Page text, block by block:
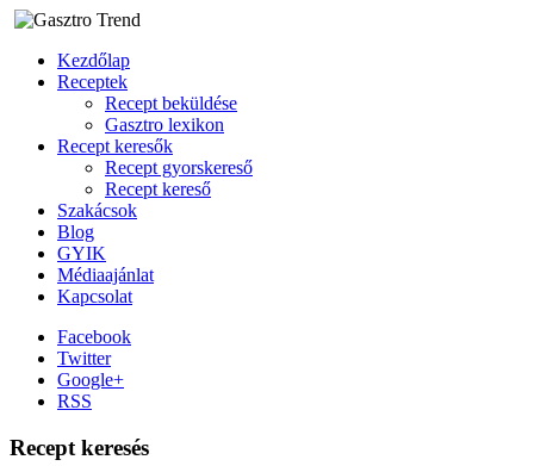
Kezdőlap
Receptek
Recept beküldése
Gasztro lexikon
Recept keresők
Recept gyorskereső
Recept kereső
Szakácsok
Blog
GYIK
Médiaajánlat
Kapcsolat
Facebook
Twitter
Google+
RSS
Recept keresés